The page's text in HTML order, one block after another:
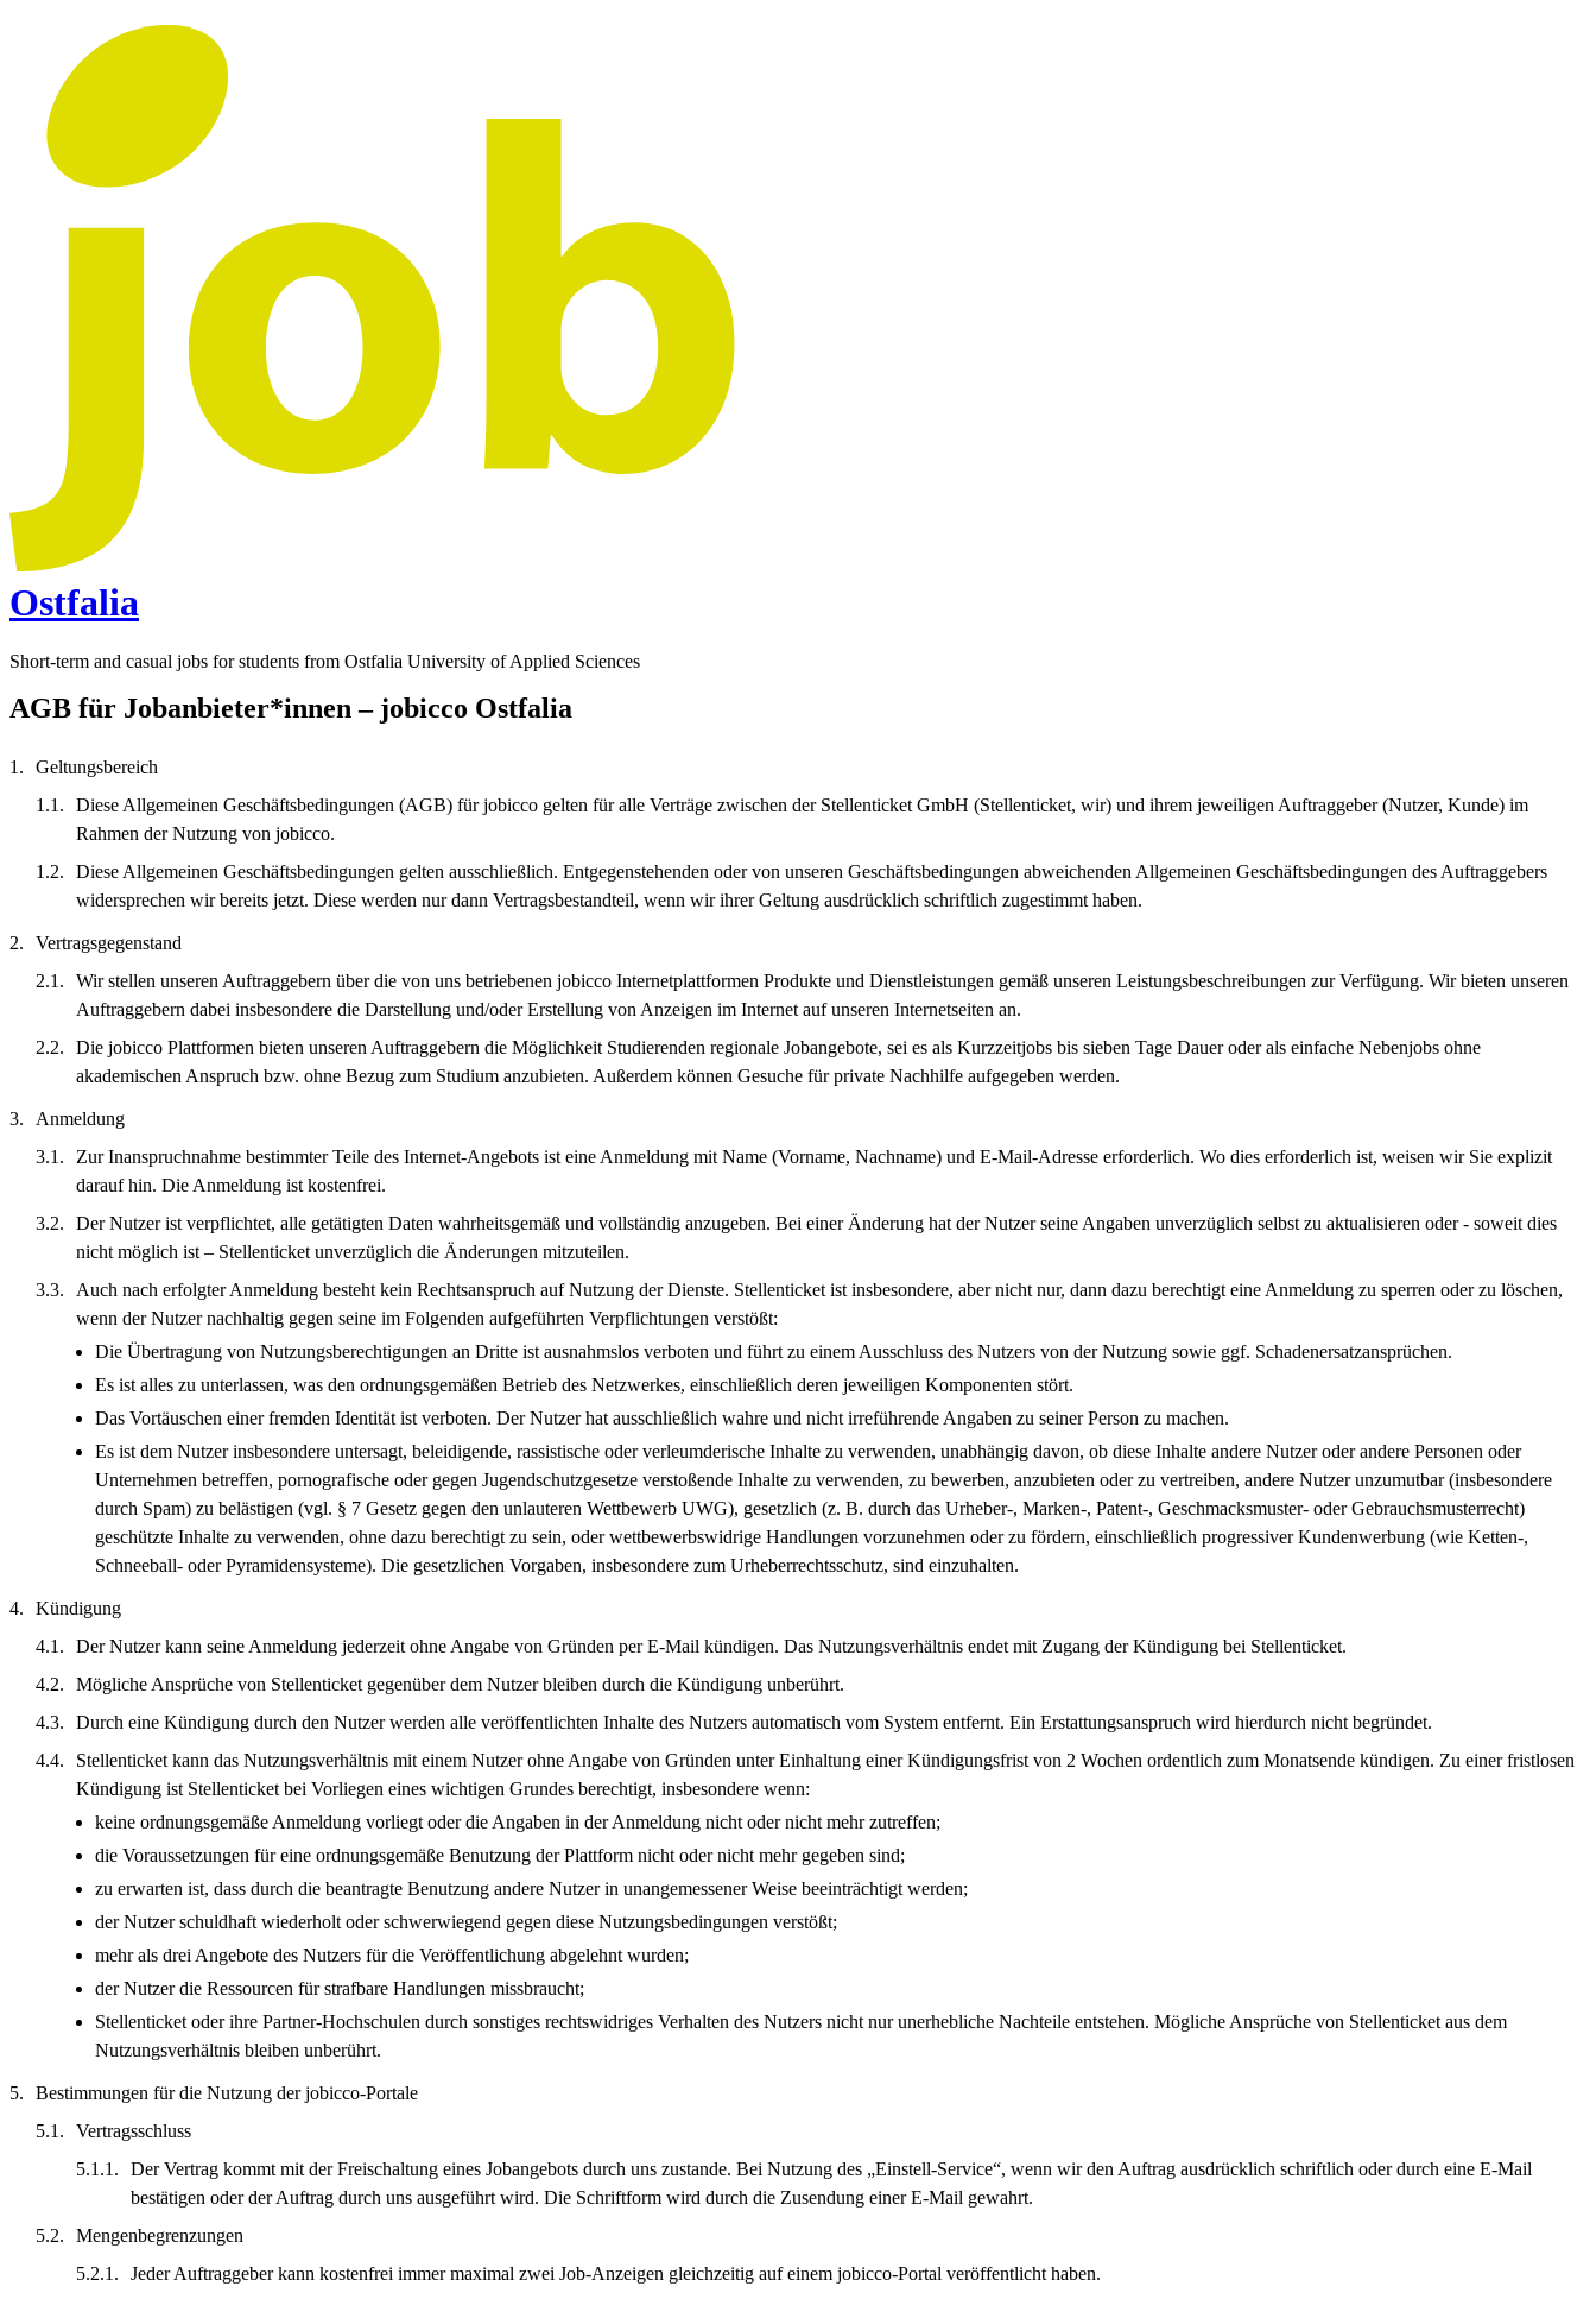
Ostfalia
Short-term and casual jobs for students from Ostfalia University of Applied Sciences
AGB für Jobanbieter*innen – jobicco Ostfalia
Geltungsbereich
Diese Allgemeinen Geschäftsbedingungen (AGB) für jobicco gelten für alle Verträge zwischen der Stellenticket GmbH (Stellenticket, wir) und ihrem jeweiligen Auftraggeber (Nutzer, Kunde) im
Rahmen der Nutzung von jobicco.
Diese Allgemeinen Geschäftsbedingungen gelten ausschließlich. Entgegenstehenden oder von unseren Geschäftsbedingungen abweichenden Allgemeinen Geschäftsbedingungen des Auftraggebers
widersprechen wir bereits jetzt. Diese werden nur dann Vertragsbestandteil, wenn wir ihrer Geltung ausdrücklich schriftlich zugestimmt haben.
Vertragsgegenstand
Wir stellen unseren Auftraggebern über die von uns betriebenen jobicco Internetplattformen Produkte und Dienstleistungen gemäß unseren Leistungsbeschreibungen zur Verfügung. Wir bieten unseren
Auftraggebern dabei insbesondere die Darstellung und/oder Erstellung von Anzeigen im Internet auf unseren Internetseiten an.
Die jobicco Plattformen bieten unseren Auftraggebern die Möglichkeit Studierenden regionale Jobangebote, sei es als Kurzzeitjobs bis sieben Tage Dauer oder als einfache Nebenjobs ohne
akademischen Anspruch bzw. ohne Bezug zum Studium anzubieten. Außerdem können Gesuche für private Nachhilfe aufgegeben werden.
Anmeldung
Zur Inanspruchnahme bestimmter Teile des Internet-Angebots ist eine Anmeldung mit Name (Vorname, Nachname) und E-Mail-Adresse erforderlich. Wo dies erforderlich ist, weisen wir Sie explizit
darauf hin. Die Anmeldung ist kostenfrei.
Der Nutzer ist verpflichtet, alle getätigten Daten wahrheitsgemäß und vollständig anzugeben. Bei einer Änderung hat der Nutzer seine Angaben unverzüglich selbst zu aktualisieren oder - soweit dies
nicht möglich ist – Stellenticket unverzüglich die Änderungen mitzuteilen.
Auch nach erfolgter Anmeldung besteht kein Rechtsanspruch auf Nutzung der Dienste. Stellenticket ist insbesondere, aber nicht nur, dann dazu berechtigt eine Anmeldung zu sperren oder zu löschen,
wenn der Nutzer nachhaltig gegen seine im Folgenden aufgeführten Verpflichtungen verstößt:
Die Übertragung von Nutzungsberechtigungen an Dritte ist ausnahmslos verboten und führt zu einem Ausschluss des Nutzers von der Nutzung sowie ggf. Schadenersatzansprüchen.
Es ist alles zu unterlassen, was den ordnungsgemäßen Betrieb des Netzwerkes, einschließlich deren jeweiligen Komponenten stört.
Das Vortäuschen einer fremden Identität ist verboten. Der Nutzer hat ausschließlich wahre und nicht irreführende Angaben zu seiner Person zu machen.
Es ist dem Nutzer insbesondere untersagt, beleidigende, rassistische oder verleumderische Inhalte zu verwenden, unabhängig davon, ob diese Inhalte andere Nutzer oder andere Personen oder
Unternehmen betreffen, pornografische oder gegen Jugendschutzgesetze verstoßende Inhalte zu verwenden, zu bewerben, anzubieten oder zu vertreiben, andere Nutzer unzumutbar (insbesondere
durch Spam) zu belästigen (vgl. § 7 Gesetz gegen den unlauteren Wettbewerb UWG), gesetzlich (z. B. durch das Urheber-, Marken-, Patent-, Geschmacksmuster- oder Gebrauchsmusterrecht)
geschützte Inhalte zu verwenden, ohne dazu berechtigt zu sein, oder wettbewerbswidrige Handlungen vorzunehmen oder zu fördern, einschließlich progressiver Kundenwerbung (wie Ketten-,
Schneeball- oder Pyramidensysteme). Die gesetzlichen Vorgaben, insbesondere zum Urheberrechtsschutz, sind einzuhalten.
Kündigung
Der Nutzer kann seine Anmeldung jederzeit ohne Angabe von Gründen per E-Mail kündigen. Das Nutzungsverhältnis endet mit Zugang der Kündigung bei Stellenticket.
Mögliche Ansprüche von Stellenticket gegenüber dem Nutzer bleiben durch die Kündigung unberührt.
Durch eine Kündigung durch den Nutzer werden alle veröffentlichten Inhalte des Nutzers automatisch vom System entfernt. Ein Erstattungsanspruch wird hierdurch nicht begründet.
Stellenticket kann das Nutzungsverhältnis mit einem Nutzer ohne Angabe von Gründen unter Einhaltung einer Kündigungsfrist von 2 Wochen ordentlich zum Monatsende kündigen. Zu einer fristlosen
Kündigung ist Stellenticket bei Vorliegen eines wichtigen Grundes berechtigt, insbesondere wenn:
keine ordnungsgemäße Anmeldung vorliegt oder die Angaben in der Anmeldung nicht oder nicht mehr zutreffen;
die Voraussetzungen für eine ordnungsgemäße Benutzung der Plattform nicht oder nicht mehr gegeben sind;
zu erwarten ist, dass durch die beantragte Benutzung andere Nutzer in unangemessener Weise beeinträchtigt werden;
der Nutzer schuldhaft wiederholt oder schwerwiegend gegen diese Nutzungsbedingungen verstößt;
mehr als drei Angebote des Nutzers für die Veröffentlichung abgelehnt wurden;
der Nutzer die Ressourcen für strafbare Handlungen missbraucht;
Stellenticket oder ihre Partner-Hochschulen durch sonstiges rechtswidriges Verhalten des Nutzers nicht nur unerhebliche Nachteile entstehen. Mögliche Ansprüche von Stellenticket aus dem
Nutzungsverhältnis bleiben unberührt.
Bestimmungen für die Nutzung der jobicco-Portale
Vertragsschluss
Der Vertrag kommt mit der Freischaltung eines Jobangebots durch uns zustande. Bei Nutzung des „Einstell-Service“, wenn wir den Auftrag ausdrücklich schriftlich oder durch eine E-Mail
bestätigen oder der Auftrag durch uns ausgeführt wird. Die Schriftform wird durch die Zusendung einer E-Mail gewahrt.
Mengenbegrenzungen
Jeder Auftraggeber kann kostenfrei immer maximal zwei Job-Anzeigen gleichzeitig auf einem jobicco-Portal veröffentlicht haben.